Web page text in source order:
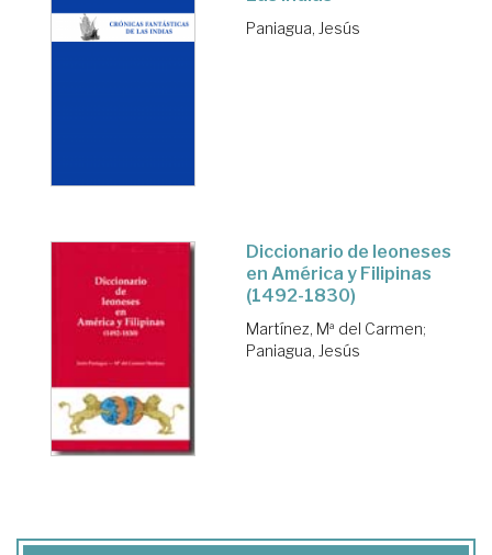
Paniagua, Jesús
Diccionario de leoneses
en América y Filipinas
(1492-1830)
Martínez, Mª del Carmen;
Paniagua, Jesús